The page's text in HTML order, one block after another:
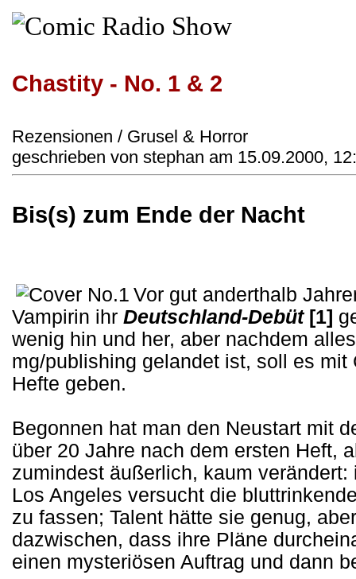
Chastity - No. 1 & 2
Rezensionen / Grusel & Horror
geschrieben von stephan am 15.09.2000,
Bis(s) zum Ende der Nacht
Vor gut anderthalb
Vampirin ihr Deutschland-Debüt[1]
wenig hin und her, aber nachdem
mg/publishing gelandet ist, soll es
Hefte geben.
Begonnen hat man den Neustart mit
über 20 Jahre nach dem ersten Heft,
zumindest äußerlich, kaum
Los Angeles versucht die
zu fassen; Talent hätte sie genug,
dazwischen, dass ihre Pläne
einen mysteriösen Auftrag und dann